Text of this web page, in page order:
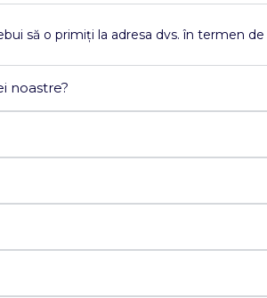
să o primiți la adresa dvs. în termen de
noastre?